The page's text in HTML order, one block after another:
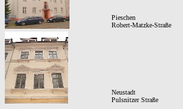
Pieschen
Robert-Matzke-Straße
Neustadt
Pulsnitzer Straße